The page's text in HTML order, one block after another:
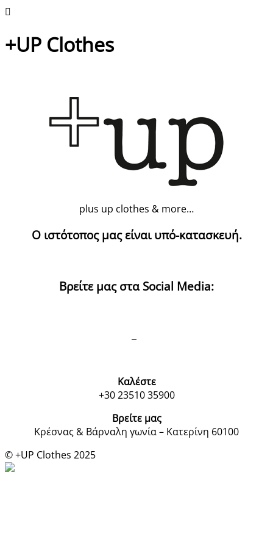
+UP Clothes
plus up clothes & more…
Ο ιστότοπος μας είναι υπό-κατασκευή.
Βρείτε μας στα Social Media:
Καλέστε
+30 23510 35900
Βρείτε μας
Κρέσνας & Βάρναλη γωνία – Κατερίνη 60100
© +UP Clothes 2025